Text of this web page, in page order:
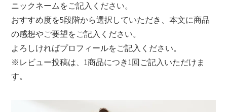
ニックネームをご記入ください。
おすすめ度を5段階から選択していただき、本文に商品
の感想やご要望をご記入ください。
よろしければプロフィールをご記入ください。
※レビュー投稿は、1商品につき1回ご記入いただけま
す。